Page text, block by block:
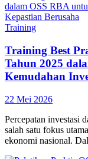
Training
Training Best
Tahun 2025
Kemudahan
22 Mei 2026
Percepatan investasi
salah satu fokus
ekonomi nasional.